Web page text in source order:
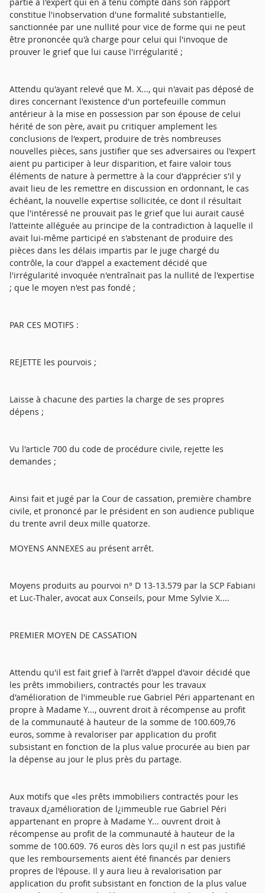
constitue l'inobservation d'une formalité substantielle,
sanctionnée par une nullité pour vice de forme qui ne peut
être prononcée qu'à charge pour celui qui l'invoque de
prouver le grief que lui cause l'irrégularité ;
Attendu qu'ayant relevé que M. X..., qui n'avait pas déposé de
dires concernant l'existence d'un portefeuille commun
antérieur à la mise en possession par son épouse de celui
hérité de son père, avait pu critiquer amplement les
conclusions de l'expert, produire de très nombreuses
nouvelles pièces, sans justifier que ses adversaires ou l'expert
aient pu participer à leur disparition, et faire valoir tous
éléments de nature à permettre à la cour d'apprécier s'il y
avait lieu de les remettre en discussion en ordonnant, le cas
échéant, la nouvelle expertise sollicitée, ce dont il résultait
que l'intéressé ne prouvait pas le grief que lui aurait causé
l'atteinte alléguée au principe de la contradiction à laquelle il
avait lui-même participé en s'abstenant de produire des
pièces dans les délais impartis par le juge chargé du
contrôle, la cour d'appel a exactement décidé que
l'irrégularité invoquée n'entraînait pas la nullité de l'expertise
; que le moyen n'est pas fondé ;
PAR CES MOTIFS :
REJETTE les pourvois ;
Laisse à chacune des parties la charge de ses propres
dépens ;
Vu l'article 700 du code de procédure civile, rejette les
demandes ;
Ainsi fait et jugé par la Cour de cassation, première chambre
civile, et prononcé par le président en son audience publique
du trente avril deux mille quatorze.
MOYENS ANNEXES au présent arrêt.
Moyens produits au pourvoi n° D 13-13.579 par la SCP Fabiani
et Luc-Thaler, avocat aux Conseils, pour Mme Sylvie X....
PREMIER MOYEN DE CASSATION
Attendu qu'il est fait grief à l'arrêt d'appel d'avoir décidé que
les prêts immobiliers, contractés pour les travaux
d'amélioration de l'immeuble rue Gabriel Péri appartenant en
propre à Madame Y..., ouvrent droit à récompense au profit
de la communauté à hauteur de la somme de 100.609,76
euros, somme à revaloriser par application du profit
subsistant en fonction de la plus value procurée au bien par
la dépense au jour le plus près du partage.
Aux motifs que «les prêts immobiliers contractés pour les
travaux d¿amélioration de l¿immeuble rue Gabriel Péri
appartenant en propre à Madame Y... ouvrent droit à
récompense au profit de la communauté à hauteur de la
somme de 100.609. 76 euros dès lors qu¿il n est pas justifié
que les remboursements aient été financés par deniers
propres de l'épouse. Il y aura lieu à revalorisation par
application du profit subsistant en fonction de la plus value